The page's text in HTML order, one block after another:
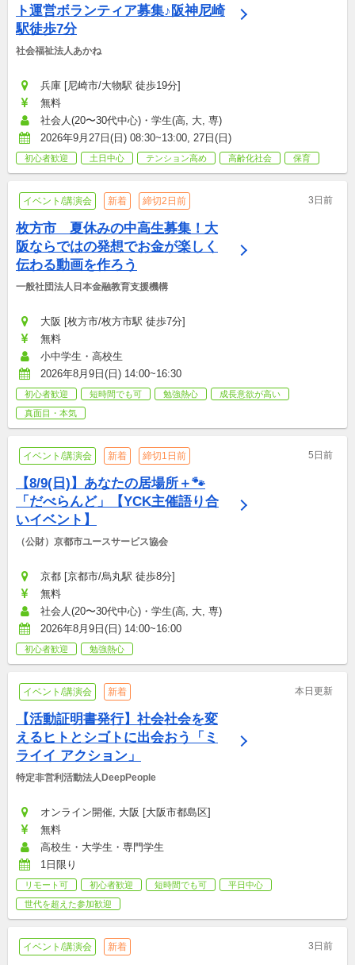
ト運営ボランティア募集♪阪神尼崎
駅徒歩7分
社会福祉法人あかね
兵庫 [尼崎市/大物駅 徒歩19分]
無料
社会人(20〜30代中心)・学生(高, 大, 専)
2026年9月27日(日) 08:30~13:00, 27日(日)
初心者歓迎 土日中心 テンション高め 高齢化社会 保育
イベント/講演会 新着 締切2日前 3日前
枚方市　夏休みの中高生募集！大
阪ならではの発想でお金が楽しく
伝わる動画を作ろう
一般社団法人日本金融教育支援機構
大阪 [枚方市/枚方市駅 徒歩7分]
無料
小中学生・高校生
2026年8月9日(日) 14:00~16:30
初心者歓迎 短時間でも可 勉強熱心
成長意欲が高い
真面目・本気
イベント/講演会 新着 締切1日前 5日前
【8/9(日)】あなたの居場所＋🐾
「だべらんど」【YCK主催語り合
いイベント】
（公財）京都市ユースサービス協会
京都 [京都市/烏丸駅 徒歩8分]
無料
社会人(20〜30代中心)・学生(高, 大, 専)
2026年8月9日(日) 14:00~16:00
初心者歓迎 勉強熱心
イベント/講演会 新着 本日更新
【活動証明書発行】社会社会を変
えるヒトとシゴトに出会おう「ミ
ライイ アクション」
特定非営利活動法人DeepPeople
オンライン開催, 大阪 [大阪市都島区]
無料
高校生・大学生・専門学生
1日限り
リモート可 初心者歓迎 短時間でも可
平日中心
世代を超えた参加歓迎
イベント/講演会 新着 3日前